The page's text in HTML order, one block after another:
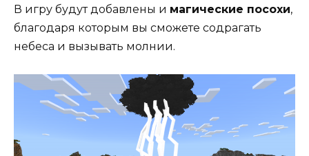
В игру будут добавлены и магические посохи,
благодаря которым вы сможете содрагать
небеса и вызывать молнии.